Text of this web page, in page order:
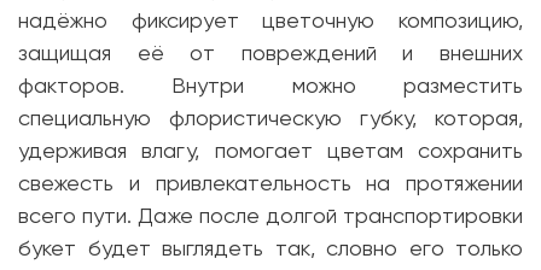
надёжно фиксирует цветочную композицию,
защищая её от повреждений и внешних
факторов. Внутри можно разместить
специальную флористическую губку, которая,
удерживая влагу, помогает цветам сохранить
свежесть и привлекательность на протяжении
всего пути. Даже после долгой транспортировки
букет будет выглядеть так, словно его только